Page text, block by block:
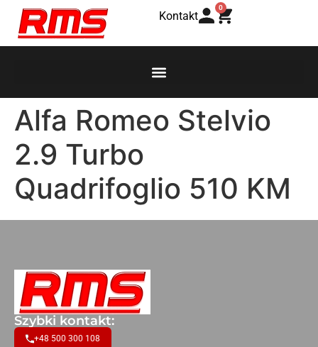
Kontakt
0
Alfa Romeo Stelvio
2.9 Turbo
Quadrifoglio 510 KM
Szybki kontakt:
+48 500 300 108